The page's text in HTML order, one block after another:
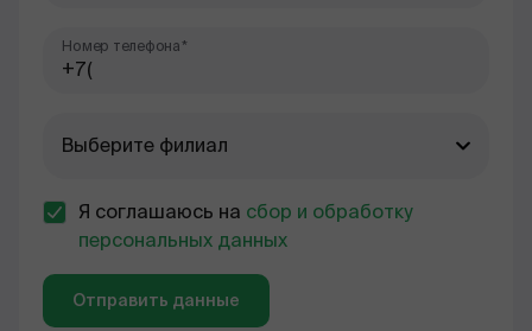
Номер телефона*
Выберите филиал
Я соглашаюсь на сбор и обработку
персональных данных
Отправить данные